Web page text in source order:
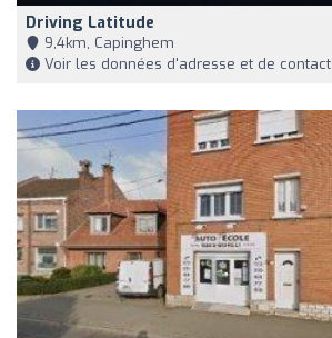
Driving Latitude
9,4km, Capinghem
Voir les données d'adresse et de contact